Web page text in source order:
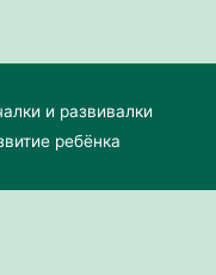
и развивалки
ребёнка